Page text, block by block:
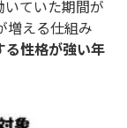
いていた期間が
増える仕組み
る性格が強い年